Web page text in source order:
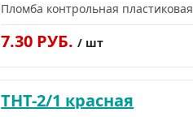
Пломба контрольная
7.30 РУБ./ шт
ТНТ-2/1 красная